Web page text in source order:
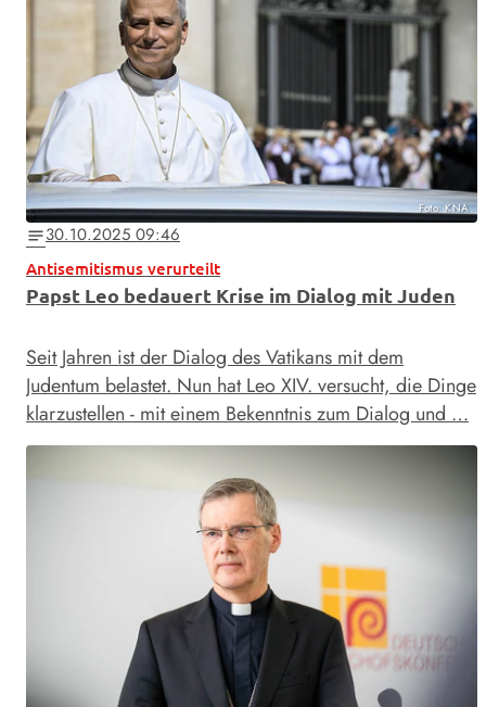
Foto: KNA
notes30.10.2025 09:46
Antisemitismus verurteilt
Papst Leo bedauert Krise im Dialog mit Juden
Seit Jahren ist der Dialog des Vatikans mit dem
Judentum belastet. Nun hat Leo XIV. versucht, die Dinge
klarzustellen - mit einem Bekenntnis zum Dialog und …